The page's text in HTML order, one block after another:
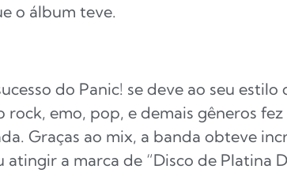
o álbum teve.
do Panic! se deve ao seu
emo, pop, e demais gêneros
Graças ao mix, a banda obteve
a marca de “Disco de Platina